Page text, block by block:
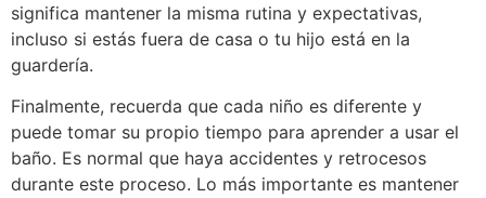
significa mantener la misma rutina y expectativas,
incluso si estás fuera de casa o tu hijo está en la
guardería.
Finalmente, recuerda que cada niño es diferente y
puede tomar su propio tiempo para aprender a usar el
baño. Es normal que haya accidentes y retrocesos
durante este proceso. Lo más importante es mantener